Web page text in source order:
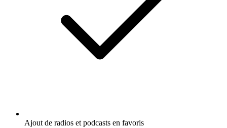
Ajout de radios et podcasts en favoris